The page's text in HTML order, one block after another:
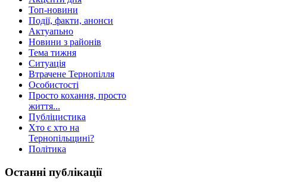
Топ-новини
Події, факти, анонси
Актуапьно
Новини з районів
Тема тижня
Ситуація
Втрачене Тернопілля
Особистості
Просто кохання, просто
життя...
Публіцистика
Хто є хто на
Тернопільщині?
Політика
Останні публікації